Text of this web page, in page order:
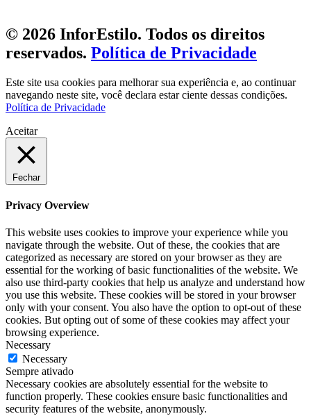
© 2026 InforEstilo. Todos os direitos
reservados. Política de Privacidade
Este site usa cookies para melhorar sua experiência e, ao continuar
navegando neste site, você declara estar ciente dessas condições.
Política de Privacidade
Aceitar
Fechar
Privacy Overview
This website uses cookies to improve your experience while you
navigate through the website. Out of these, the cookies that are
categorized as necessary are stored on your browser as they are
essential for the working of basic functionalities of the website. We
also use third-party cookies that help us analyze and understand how
you use this website. These cookies will be stored in your browser
only with your consent. You also have the option to opt-out of these
cookies. But opting out of some of these cookies may affect your
browsing experience.
Necessary
Necessary
Sempre ativado
Necessary cookies are absolutely essential for the website to
function properly. These cookies ensure basic functionalities and
security features of the website, anonymously.